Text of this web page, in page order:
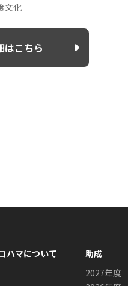
文化
はこちら
ハマについて
助成
2027年度